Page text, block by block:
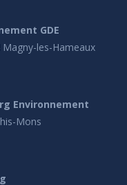
GDE
Magny-les-Hameaux
Environnement
Mons